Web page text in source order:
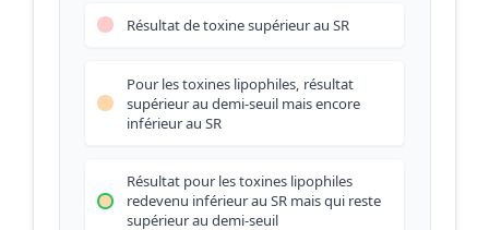
Résultat de toxine supérieur au SR
Pour les toxines lipophiles, résultat
supérieur au demi-seuil mais encore
inférieur au SR
Résultat pour les toxines lipophiles
redevenu inférieur au SR mais qui reste
supérieur au demi-seuil